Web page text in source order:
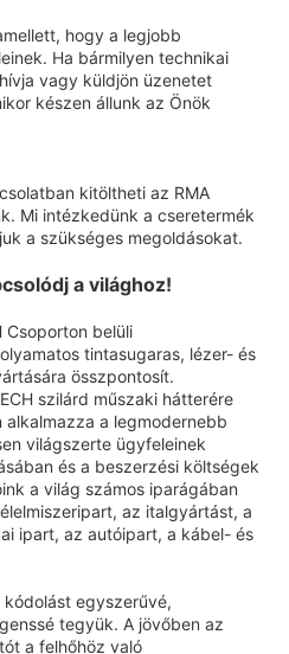
hogy a legjobb
Ha bármilyen technikai
vagy küldjön üzenetet
készen állunk az Önök
kitöltheti az RMA
Mi intézkedünk a cseretermék
a szükséges megoldásokat.
a világhoz!
Csoporton belüli
tintasugaras, lézer- és
összpontosít.
szilárd műszaki hátterére
a legmodernebb
világszerte ügyfeleinek
és a beszerzési költségek
a világ számos iparágában
az italgyártást, a
ipart, az autóipart, a kábel- és
egyszerűvé,
tegyük. A jövőben az
a felhőhöz való